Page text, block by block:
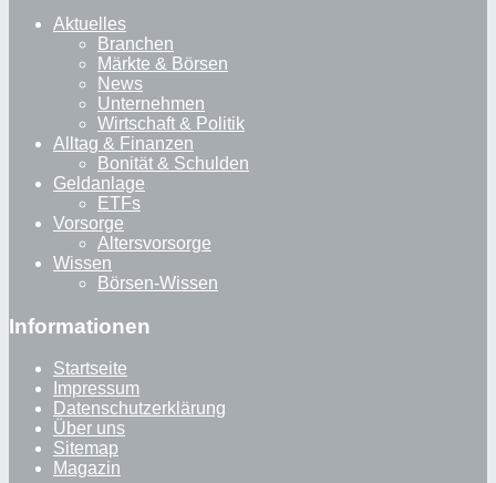
Aktuelles
Branchen
Märkte & Börsen
News
Unternehmen
Wirtschaft & Politik
Alltag & Finanzen
Bonität & Schulden
Geldanlage
ETFs
Vorsorge
Altersvorsorge
Wissen
Börsen-Wissen
Informationen
Startseite
Impressum
Datenschutzerklärung
Über uns
Sitemap
Magazin